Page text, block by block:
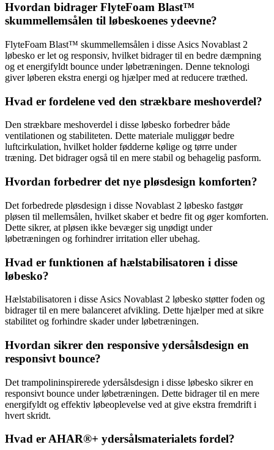
Hvordan bidrager FlyteFoam Blast™
skummellemsålen til løbeskoenes ydeevne?
FlyteFoam Blast™ skummellemsålen i disse Asics Novablast 2
løbesko er let og responsiv, hvilket bidrager til en bedre dæmpning
og et energifyldt bounce under løbetræningen. Denne teknologi
giver løberen ekstra energi og hjælper med at reducere træthed.
Hvad er fordelene ved den strækbare meshoverdel?
Den strækbare meshoverdel i disse løbesko forbedrer både
ventilationen og stabiliteten. Dette materiale muliggør bedre
luftcirkulation, hvilket holder fødderne kølige og tørre under
træning. Det bidrager også til en mere stabil og behagelig pasform.
Hvordan forbedrer det nye pløsdesign komforten?
Det forbedrede pløsdesign i disse Novablast 2 løbesko fastgør
pløsen til mellemsålen, hvilket skaber et bedre fit og øger komforten.
Dette sikrer, at pløsen ikke bevæger sig unødigt under
løbetræningen og forhindrer irritation eller ubehag.
Hvad er funktionen af ​​hælstabilisatoren i disse
løbesko?
Hælstabilisatoren i disse Asics Novablast 2 løbesko støtter foden og
bidrager til en mere balanceret afvikling. Dette hjælper med at sikre
stabilitet og forhindre skader under løbetræningen.
Hvordan sikrer den responsive ydersålsdesign en
responsivt bounce?
Det trampolininspirerede ydersålsdesign i disse løbesko sikrer en
responsivt bounce under løbetræningen. Dette bidrager til en mere
energifyldt og effektiv løbeoplevelse ved at give ekstra fremdrift i
hvert skridt.
Hvad er AHAR®+ ydersålsmaterialets fordel?